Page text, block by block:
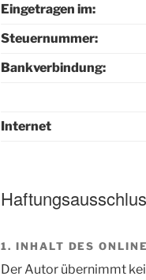
Eingetragen im:
Steuernummer:
Bankverbindung:
Internet
1. INHALT DES
Der Autor übernimmt